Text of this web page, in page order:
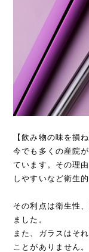
【飲み物の味を損
今でも多くの産院
ています。その理
しやすいなど衛生
その利点は衛生性
ました。
また、ガラスはそ
ことがありません。